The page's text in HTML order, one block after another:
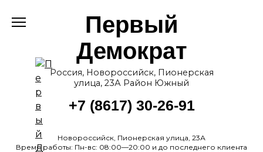
Первый
Демократ
Россия, Новороссийск, Пионерская
улица, 23А Район Южный
+7 (8617) 30-26-91
Новороссийск, Пионерская улица, 23А
Время работы: Пн-вс: 08:00—20:00 и до последнего клиента